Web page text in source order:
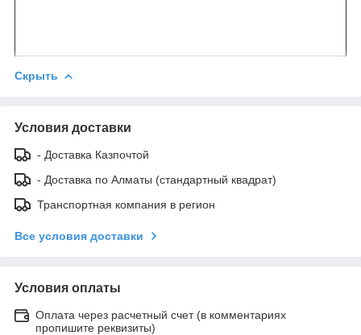
Скрыть
Условия доставки
- Доставка Казпочтой
- Доставка по Алматы (стандартный квадрат)
Транспортная компания в регион
Все условия доставки
Условия оплаты
Оплата через расчетный счет (в комментариях
пропишите реквизиты)